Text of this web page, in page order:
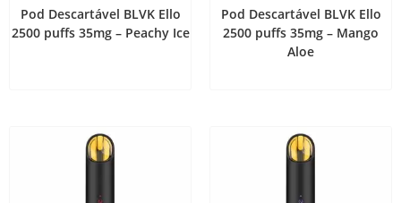
Pod Descartável BLVK Ello
2500 puffs 35mg – Peachy Ice
Pod Descartável BLVK Ello
2500 puffs 35mg – Mango
Aloe